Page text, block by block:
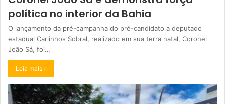
política no interior da Bahia
O lançamento da pré-campanha do pré-candidato a deputado
estadual Carlinhos Sobral, realizado em sua terra natal, Coronel
João Sá, foi…
Leia mais »